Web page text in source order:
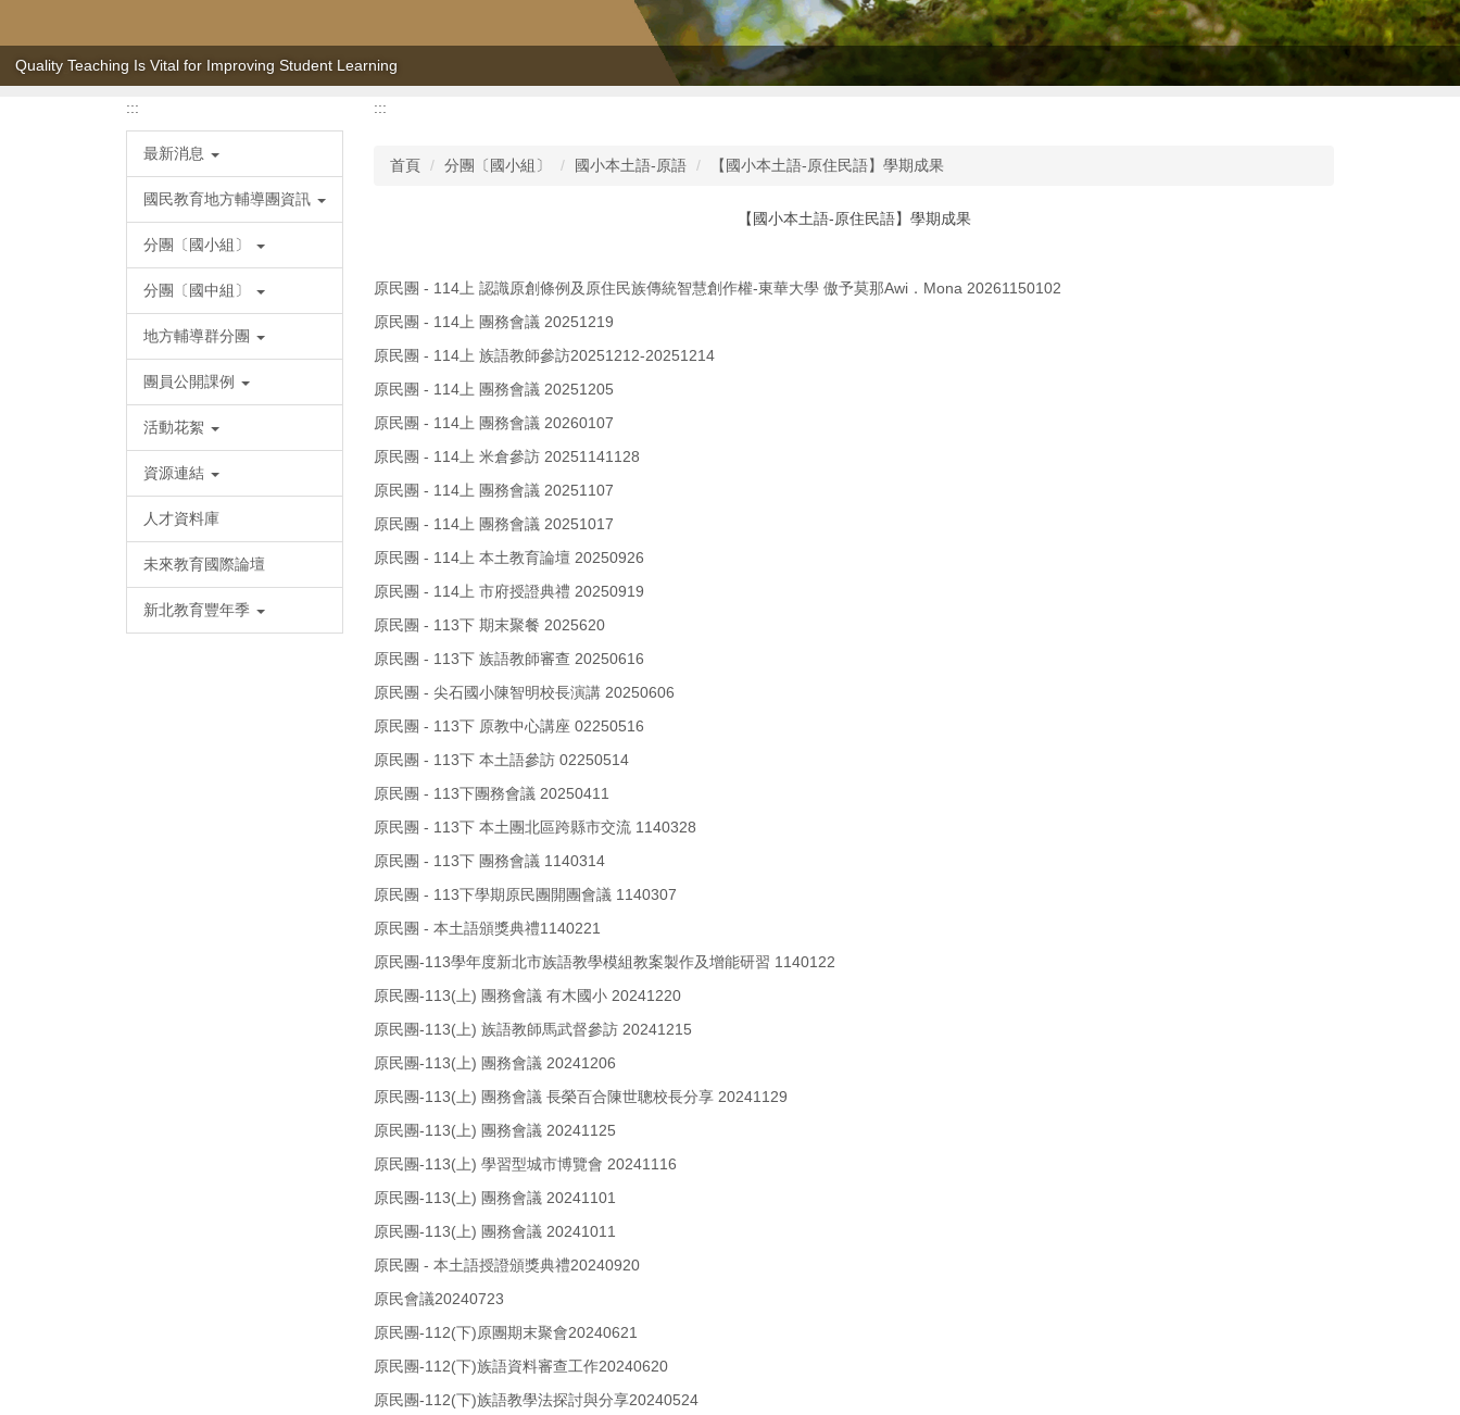
Quality Teaching Is Vital for Improving Student Learning
:::
最新消息
國民教育地方輔導團資訊
分團〔國小組〕
分團〔國中組〕
地方輔導群分團
團員公開課例
活動花絮
資源連結
人才資料庫
未來教育國際論壇
新北教育豐年季
:::
首頁 分團〔國小組〕 國小本土語-原語 【國小本土語-原住民語】學期成果
【國小本土語-原住民語】學期成果
原民團 - 114上 認識原創條例及原住民族傳統智慧創作權-東華大學 傲予莫那Awi．Mona 20261150102
原民團 - 114上 團務會議 20251219
原民團 - 114上 族語教師參訪20251212-20251214
原民團 - 114上 團務會議 20251205
原民團 - 114上 團務會議 20260107
原民團 - 114上 米倉參訪 20251141128
原民團 - 114上 團務會議 20251107
原民團 - 114上 團務會議 20251017
原民團 - 114上 本土教育論壇 20250926
原民團 - 114上 市府授證典禮 20250919
原民團 - 113下 期末聚餐 2025620
原民團 - 113下 族語教師審查 20250616
原民團 - 尖石國小陳智明校長演講 20250606
原民團 - 113下 原教中心講座 02250516
原民團 - 113下 本土語參訪 02250514
原民團 - 113下團務會議 20250411
原民團 - 113下 本土團北區跨縣市交流 1140328
原民團 - 113下 團務會議 1140314
原民團 - 113下學期原民團開團會議 1140307
原民團 - 本土語頒獎典禮1140221
原民團-113學年度新北市族語教學模組教案製作及增能研習 1140122
原民團-113(上) 團務會議 有木國小 20241220
原民團-113(上) 族語教師馬武督參訪 20241215
原民團-113(上) 團務會議 20241206
原民團-113(上) 團務會議 長榮百合陳世聰校長分享 20241129
原民團-113(上) 團務會議 20241125
原民團-113(上) 學習型城市博覽會 20241116
原民團-113(上) 團務會議 20241101
原民團-113(上) 團務會議 20241011
原民團 - 本土語授證頒獎典禮20240920
原民會議20240723
原民團-112(下)原團期末聚會20240621
原民團-112(下)族語資料審查工作20240620
原民團-112(下)族語教學法探討與分享20240524